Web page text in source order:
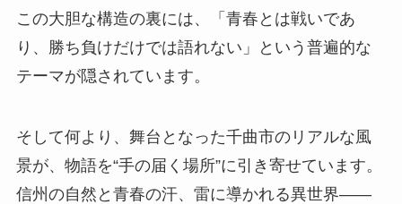
この大胆な構造の裏には、「青春とは戦いであ
り、勝ち負けだけでは語れない」という普遍的な
テーマが隠されています。
そして何より、舞台となった千曲市のリアルな風
景が、物語を“手の届く場所”に引き寄せています。
信州の自然と青春の汗、雷に導かれる異世界――